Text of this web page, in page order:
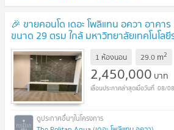
🎉 ขายคอนโด เดอะ โพลิแทน อควา อาค
ขนาด 29 ตรม ใกล้ มหาวิทยาลัยเทคโนโ
วิทยาเขตนนทบุรี
1 ห้องนอน 29.0 m2
2,450,000 บาท
08/